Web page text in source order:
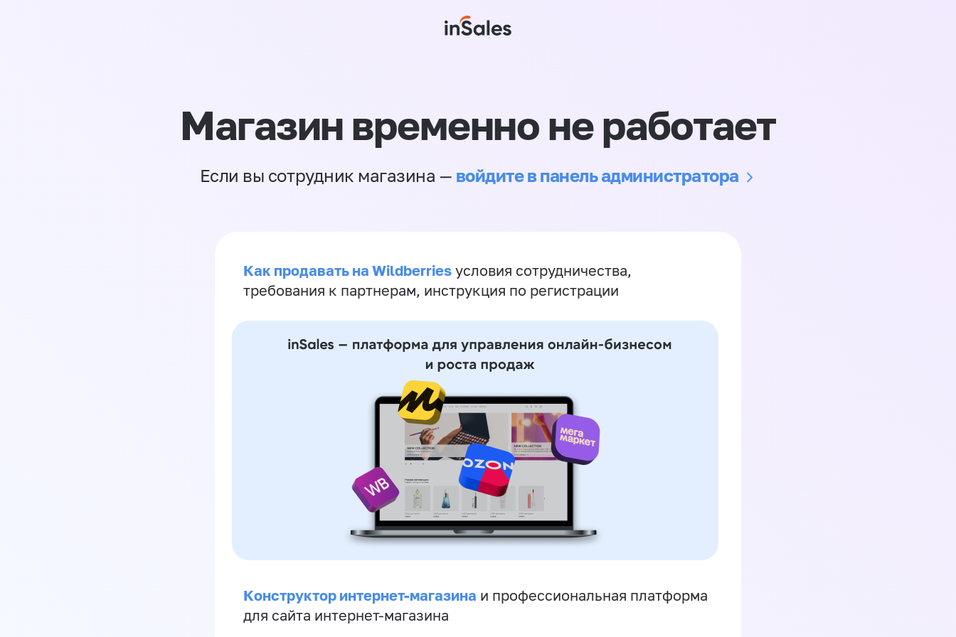
Магазин временно не работает
Если вы сотрудник магазина — войдите в панель администратора
Как продавать на Wildberries условия сотрудничества,
требования к партнерам, инструкция по регистрации
Конструктор интернет-магазина и профессиональная платформа
для сайта интернет-магазина